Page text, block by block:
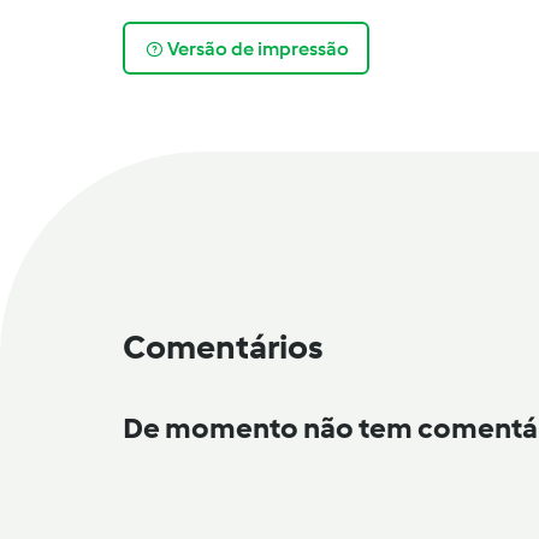
Versão de impressão
Comentários
De momento não tem